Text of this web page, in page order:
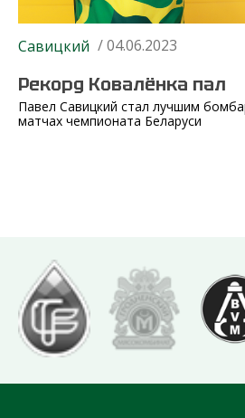
Савицкий / 04.06.2023
Рекорд Ковалёнка пал
Павел Савицкий стал лучшим
матчах чемпионата Беларуси